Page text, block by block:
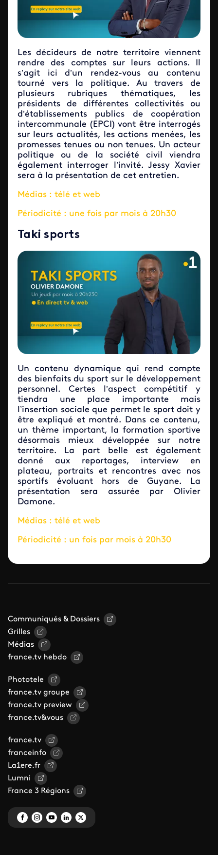
Les décideurs de notre territoire viennent
rendre des comptes sur leurs actions. Il
s’agit ici d’un rendez-vous au contenu
tourné vers la politique. Au travers de
plusieurs rubriques thématiques, les
présidents de différentes collectivités ou
d’établissements publics de coopération
intercommunale (EPCI) vont être interrogés
sur leurs actualités, les actions menées, les
promesses tenues ou non tenues. Un acteur
politique ou de la société civil viendra
également interroger l’invité. Jessy Xavier
sera à la présentation de cet entretien.
Médias : télé et web
Périodicité : une fois par mois à 20h30
Taki sports
Un contenu dynamique qui rend compte
des bienfaits du sport sur le développement
personnel. Certes l’aspect compétitif y
tiendra une place importante mais
l’insertion sociale que permet le sport doit y
être expliqué et montré. Dans ce contenu,
un thème important, la formation sportive
désormais mieux développée sur notre
territoire. La part belle est également
donné aux reportages, interview en
plateau, portraits et rencontres avec nos
sportifs évoluant hors de Guyane. La
présentation sera assurée par Olivier
Damone.
Médias : télé et web
Périodicité : un fois par mois à 20h30
Communiqués & Dossiers
Grilles
Médias
france.tv hebdo
Phototele
france.tv groupe
france.tv preview
france.tv&vous
france.tv
franceinfo
La1ere.fr
Lumni
France 3 Régions